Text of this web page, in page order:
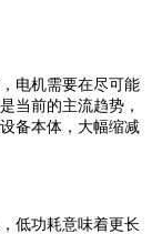
电机需要在尽可能
当前的主流趋势，
备本体，大幅缩减
低功耗意味着更长